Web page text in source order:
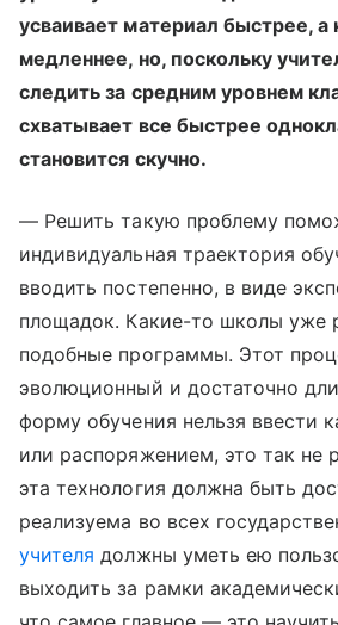
усваивает материал быстрее,
медленнее, но, поскольку
следить за средним уровнем
схватывает все быстрее
становится скучно.
— Решить такую проблему
индивидуальная траектория
вводить постепенно, в виде
площадок. Какие-то школы уже
подобные программы. Этот
эволюционный и достаточно
форму обучения нельзя ввести
или распоряжением, это так не
эта технология должна быть
реализуема во всех
учителя должны уметь ею
выходить за рамки